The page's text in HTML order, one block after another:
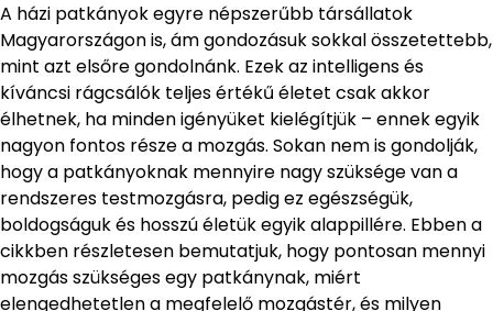
A házi patkányok egyre népszerűbb társállatok
Magyarországon is, ám gondozásuk sokkal összetettebb,
mint azt elsőre gondolnánk. Ezek az intelligens és
kíváncsi rágcsálók teljes értékű életet csak akkor
élhetnek, ha minden igényüket kielégítjük – ennek egyik
nagyon fontos része a mozgás. Sokan nem is gondolják,
hogy a patkányoknak mennyire nagy szüksége van a
rendszeres testmozgásra, pedig ez egészségük,
boldogságuk és hosszú életük egyik alappillére. Ebben a
cikkben részletesen bemutatjuk, hogy pontosan mennyi
mozgás szükséges egy patkánynak, miért
elengedhetetlen a megfelelő mozgástér, és milyen